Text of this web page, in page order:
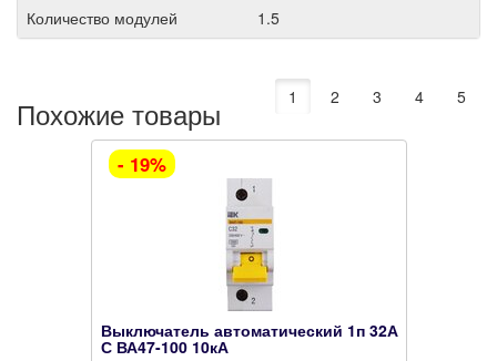
Количество модулей 1.5
Похожие товары 1 2 3 4 5
- 19%
Выключатель автоматический 1п 32А
С ВА47-100 10кА